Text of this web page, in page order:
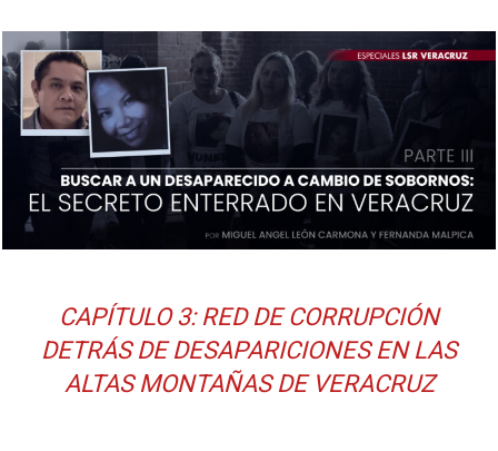
CAPÍTULO 3: RED DE CORRUPCIÓN
DETRÁS DE DESAPARICIONES EN LAS
ALTAS MONTAÑAS DE VERACRUZ